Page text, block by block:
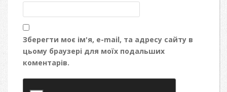
Зберегти моє ім'я, e-mail, та адресу сайту в
цьому браузері для моїх подальших
коментарів.